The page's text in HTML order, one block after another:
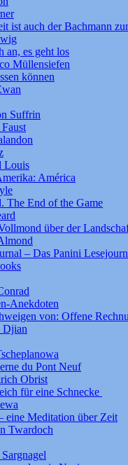
ist auch der Bachmann
an, es geht los
Müllensiefen
können
Suffrin
Louis
América
The End of the Game
über der
– Das Panini
Anekdoten
von: Offene
Djian
du Pont Neuf
Obrist
für eine Schnecke
eine Meditation über Zeit
Twardoch